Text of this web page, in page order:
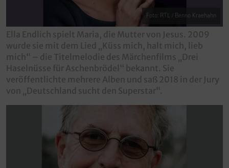
Foto: RTL / Benno Kraehahn
Ella Endlich spielt Maria, die Mutter von Jesus. 2009
wurde sie mit dem Lied „Küss mich, halt mich, lieb
mich“ – die Titelmelodie des Märchenfilms „Drei
Haselnüsse für Aschenbrödel“ bekannt. Sie
veröffentlichte mehrere Alben und saß 2018 in der Jury
von „Deutschland sucht den Superstar“.